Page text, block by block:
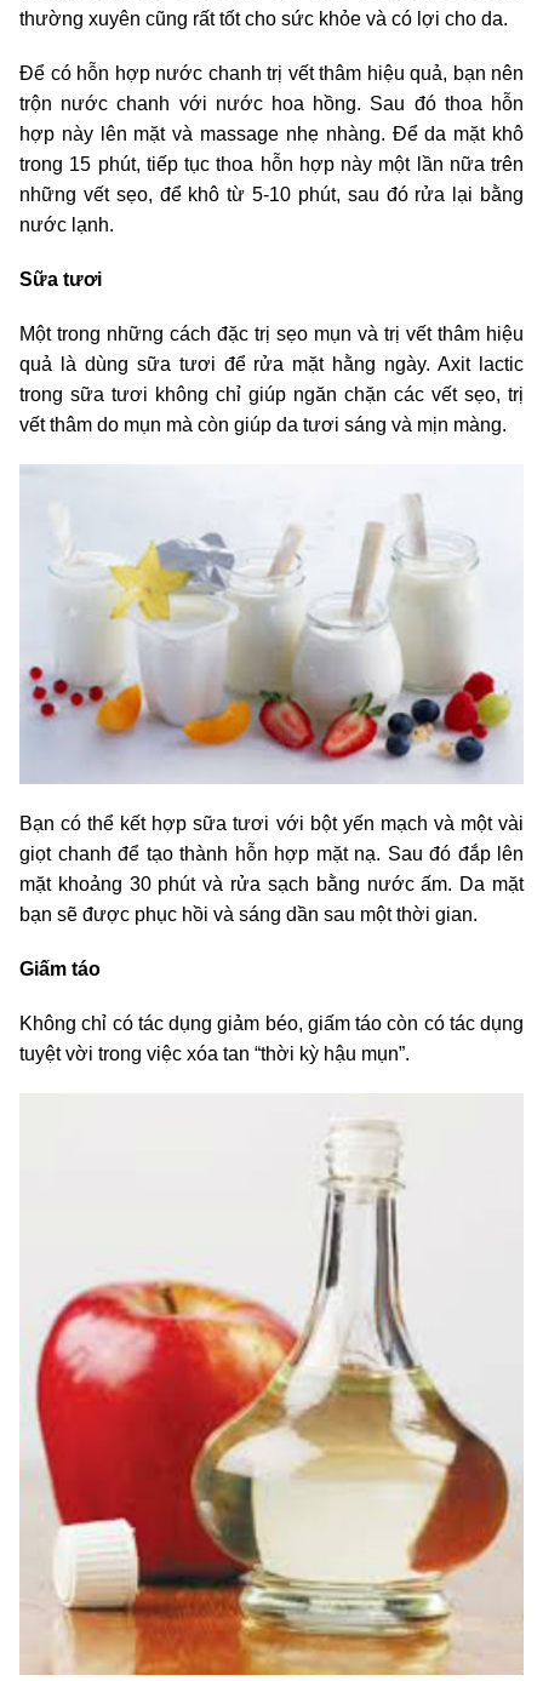
thường xuyên cũng rất tốt cho sức khỏe và có lợi cho da.
Để có hỗn hợp nước chanh trị vết thâm hiệu quả, bạn nên
trộn nước chanh với nước hoa hồng. Sau đó thoa hỗn
hợp này lên mặt và massage nhẹ nhàng. Để da mặt khô
trong 15 phút, tiếp tục thoa hỗn hợp này một lần nữa trên
những vết sẹo, để khô từ 5-10 phút, sau đó rửa lại bằng
nước lạnh.
Sữa tươi
Một trong những cách đặc trị sẹo mụn và trị vết thâm hiệu
quả là dùng sữa tươi để rửa mặt hằng ngày. Axit lactic
trong sữa tươi không chỉ giúp ngăn chặn các vết sẹo, trị
vết thâm do mụn mà còn giúp da tươi sáng và mịn màng.
Bạn có thể kết hợp sữa tươi với bột yến mạch và một vài
giọt chanh để tạo thành hỗn hợp mặt nạ. Sau đó đắp lên
mặt khoảng 30 phút và rửa sạch bằng nước ấm. Da mặt
bạn sẽ được phục hồi và sáng dần sau một thời gian.
Giấm táo
Không chỉ có tác dụng giảm béo, giấm táo còn có tác dụng
tuyệt vời trong việc xóa tan “thời kỳ hậu mụn”.